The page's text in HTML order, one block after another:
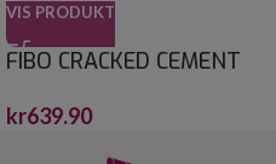
VIS PRODUKT
FIBO CRACKED CEMENT
kr639.90